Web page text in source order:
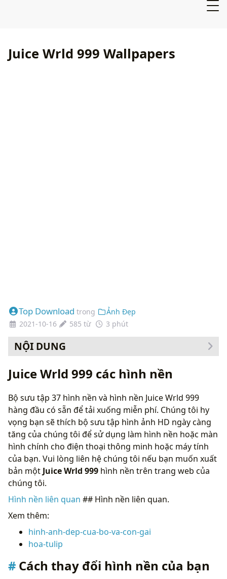
Juice Wrld 999 Wallpapers
Top Download trong
Ảnh Đẹp
2021-10-16
585 từ 3 phút
NỘI DUNG
Juice Wrld 999 các hình nền
Bộ sưu tập 37 hình nền và hình nền Juice Wrld 999
hàng đầu có sẵn để tải xuống miễn phí. Chúng tôi hy
vọng bạn sẽ thích bộ sưu tập hình ảnh HD ngày càng
tăng của chúng tôi để sử dụng làm hình nền hoặc màn
hình chính cho điện thoại thông minh hoặc máy tính
của bạn. Vui lòng liên hệ chúng tôi nếu bạn muốn xuất
bản một Juice Wrld 999 hình nền trên trang web của
chúng tôi.
Hình nền liên quan ## Hình nền liên quan.
Xem thêm:
hinh-anh-dep-cua-bo-va-con-gai
hoa-tulip
Cách thay đổi hình nền của bạn